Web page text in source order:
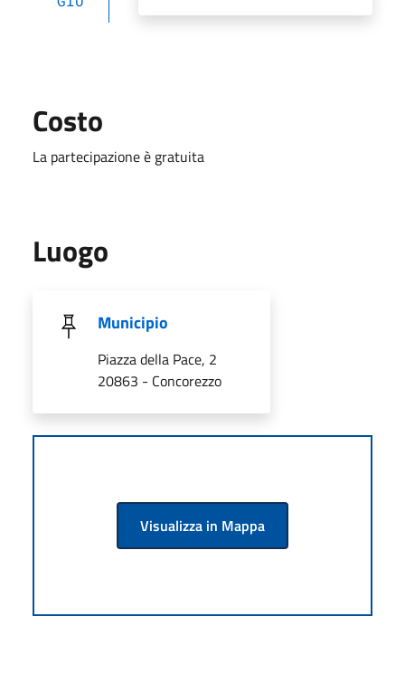
Costo
La partecipazione è gratuita
Luogo
Municipio
Piazza della Pace, 2
20863 - Concorezzo
Visualizza in Mappa